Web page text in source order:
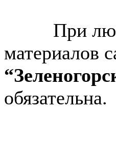
При
материалов
обязательна.